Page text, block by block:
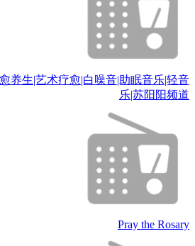
养生|艺术疗愈|白噪音|助眠音乐|轻音
乐|苏阳阳频道
Pray the Rosary